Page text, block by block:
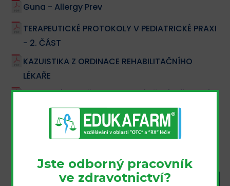
Guna - Allergy Prev
TERAPEUTICKÉ PROTOKOLY V PEDIATRICKÉ PRAXI
- 2. ČÁST
KAZUISTIKA Z ORDINACE REHABILITAČNÍHO
LÉKAŘE
EMA ZAHÁJILA PŘEHODNOCENÍ TŘETÍ A ČTVRTÉ
GENERACE KOMBINOVANÝCH PERORÁLNÍCH
KONTRACEPTIV
CERVIKALGIÍ K MIGRÉNĚ)
Jste odborný pracovník
ve zdravotnictví?